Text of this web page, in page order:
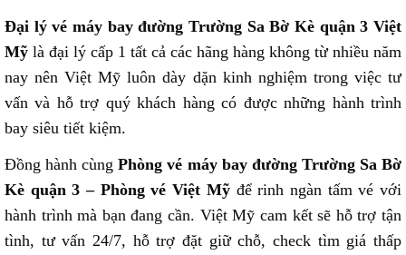
Đại lý vé máy bay đường Trường Sa Bờ Kè quận 3 Việt
Mỹ là đại lý cấp 1 tất cả các hãng hàng không từ nhiều năm
nay nên Việt Mỹ luôn dày dặn kinh nghiệm trong việc tư
vấn và hỗ trợ quý khách hàng có được những hành trình
bay siêu tiết kiệm.
Đồng hành cùngPhòng vé máy bay đường Trường Sa Bờ
Kè quận 3 – Phòng vé Việt Mỹđể rinh ngàn tấm vé với
hành trình mà bạn đang cần. Việt Mỹ cam kết sẽ hỗ trợ tận
tình, tư vấn 24/7, hỗ trợ đặt giữ chỗ, check tìm giá thấp